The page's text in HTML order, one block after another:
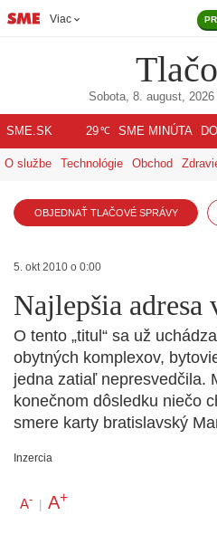
Viac
Sobota, 8. august, 2026
SME.SK 29℃ SME MINÚTA
O službe Technológie Obchod
OBJEDNAŤ TLAČOVÉ SPRÁVY
5. okt 2010 o 0:00
Najlepšia adresa
O tento „titul“ sa už
obytných komplexov,
jedna zatiaľ nepresvedčila.
konečnom dôsledku niečo
smere karty bratislavský
Inzercia
A- | A+